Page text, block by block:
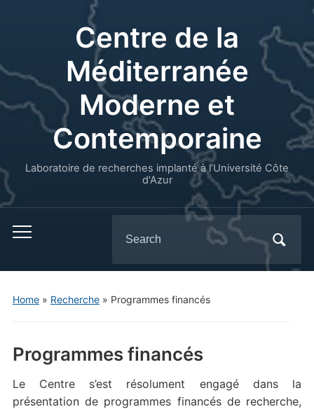
Centre de la
Méditerranée
Moderne et
Contemporaine
Laboratoire de recherches implanté à l’Université Côte
d'Azur
for:
Home» Recherche» Programmes financés
Programmes financés
Le Centre s’est résolument engagé dans la
présentation de programmes financés de recherche,